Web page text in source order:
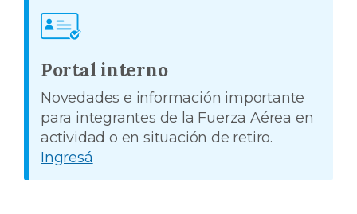
Portal interno
Novedades e información importante
para integrantes de la Fuerza Aérea en
actividad o en situación de retiro.
Ingresá